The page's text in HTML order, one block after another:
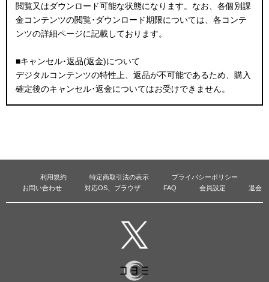
閲覧又はダウンロード可能な状態になります。なお、各個別課
金コンテンツの閲覧･ダウンロード期限については、各コンテ
ンツの詳細ページに記載しております。
■キャンセル･返品(返金)について
デジタルコンテンツの特性上、返品が不可能であるため、購入
確定後のキャンセル･返金についてはお受けできません。
利用規約 特定商取引法の表示
プライバシーポリシー
お問い合わせ
対応OS、ブラウザ FAQ 会員設定 退会